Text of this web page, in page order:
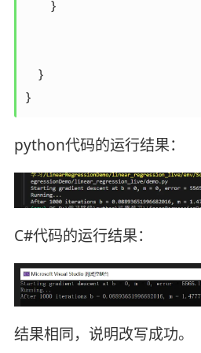
        }
    }
}
python代码的运行结果：
C#代码的运行结果：
结果相同，说明改写成功。